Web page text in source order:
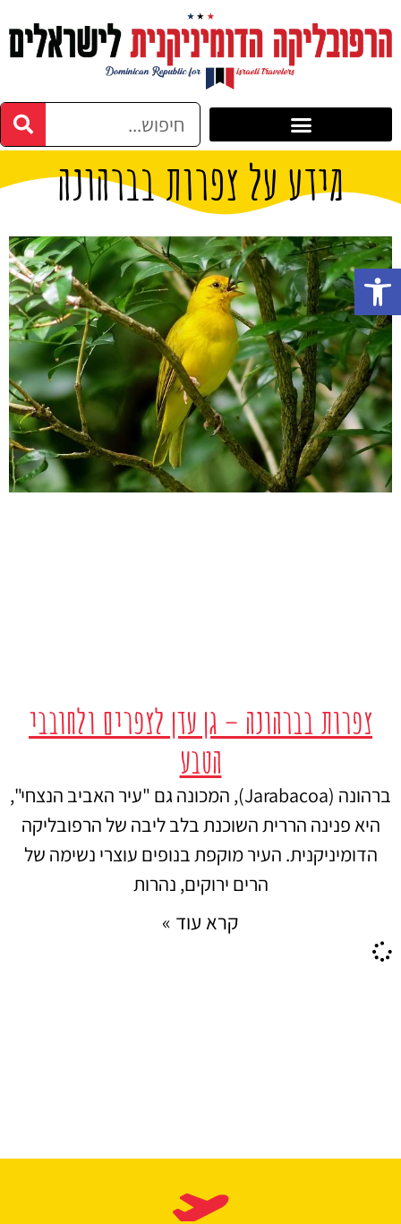
מידע על צפרות בברהונה
צפרות בברהונה – גן עדן לצפרים ולחובבי
הטבע
ברהונה (Jarabacoa), המכונה גם "עיר האביב הנצחי",
היא פנינה הררית השוכנת בלב ליבה של הרפובליקה
הדומיניקנית. העיר מוקפת בנופים עוצרי נשימה של
הרים ירוקים, נהרות
קרא עוד »
פתח סרגל נגישות